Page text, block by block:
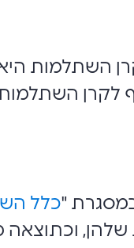
השתלמות
לקרן
"כלל
שלהן,